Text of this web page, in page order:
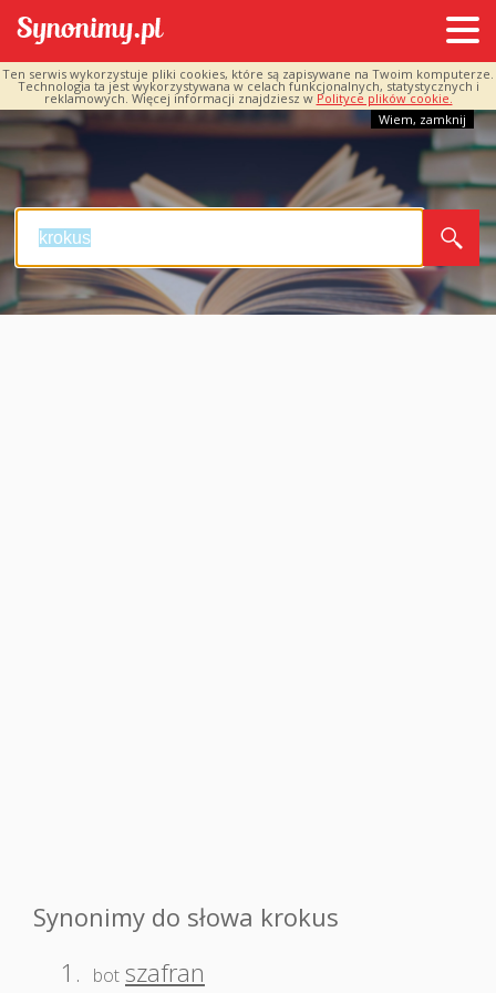
Ten serwis wykorzystuje pliki cookies, które są zapisywane na Twoim komputerze.
Technologia ta jest wykorzystywana w celach funkcjonalnych, statystycznych i
reklamowych. Więcej informacji znajdziesz w Polityce plików cookie.
Wiem, zamknij
Synonimy do słowa krokus
1.
bot szafran